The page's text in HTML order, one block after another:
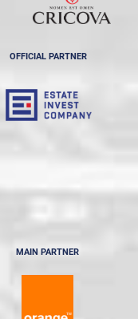
OFFICIAL PARTNER
MAIN PARTNER